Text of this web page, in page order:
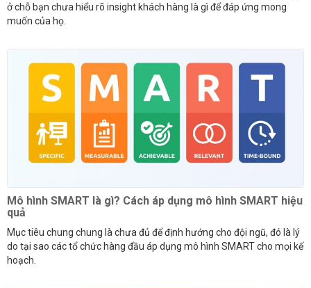
ở chỗ bạn chưa hiểu rõ insight khách hàng là gì để đáp ứng mong
muốn của họ.
Mô hình SMART là gì? Cách áp dụng mô hình SMART hiệu
quả
Mục tiêu chung chung là chưa đủ để định hướng cho đội ngũ, đó là lý
do tại sao các tổ chức hàng đầu áp dụng mô hình SMART cho mọi kế
hoạch.